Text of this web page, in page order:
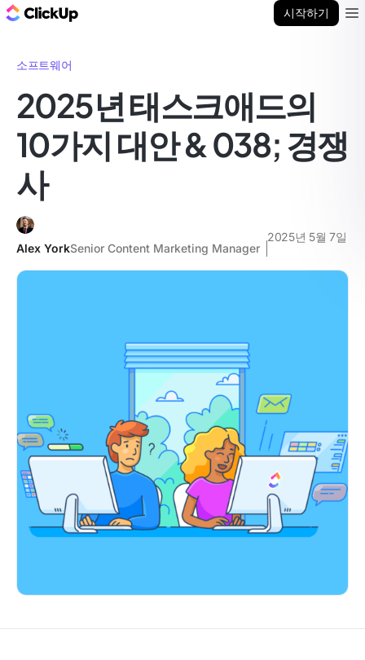
시작하기
소프트웨어
2025년 태스크애드의
10가지 대안 & 038; 경쟁
사
Alex YorkSenior Content Marketing Manager
2025년 5월 7일